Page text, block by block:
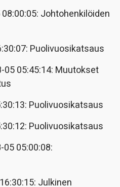
Johtohenkilöiden
Puolivuosikatsaus
05 05:45:14: Muutokset
Puolivuosikatsaus
Puolivuosikatsaus
05 05:00:08:
Julkinen